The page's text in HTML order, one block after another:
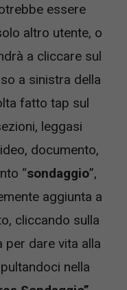
essere
altro utente, o
a cliccare sul
a sinistra della
fatto tap sul
leggasi
documento,
“sondaggio”,
aggiunta a
cliccando sulla
per dare vita alla
nella